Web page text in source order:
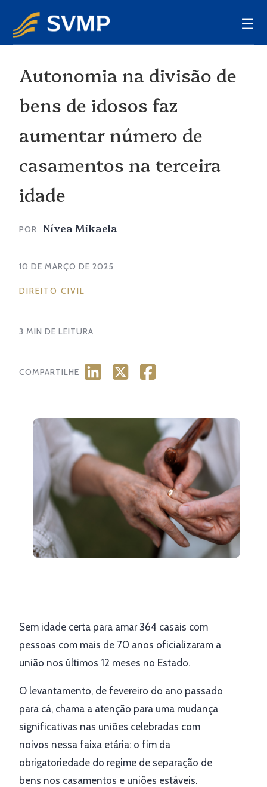
☰
Autonomia na divisão de
bens de idosos faz
aumentar número de
casamentos na terceira
idade
POR Nívea Mikaela
3 MIN DE LEITURA
COMPARTILHE
Sem idade certa para amar 364 casais com
pessoas com mais de 70 anos oficializaram a
união nos últimos 12 meses no Estado.
O levantamento, de fevereiro do ano passado
para cá, chama a atenção para uma mudança
significativas nas uniões celebradas com
noivos nessa faixa etária: o fim da
obrigatoriedade do regime de separação de
bens nos casamentos e uniões estáveis.